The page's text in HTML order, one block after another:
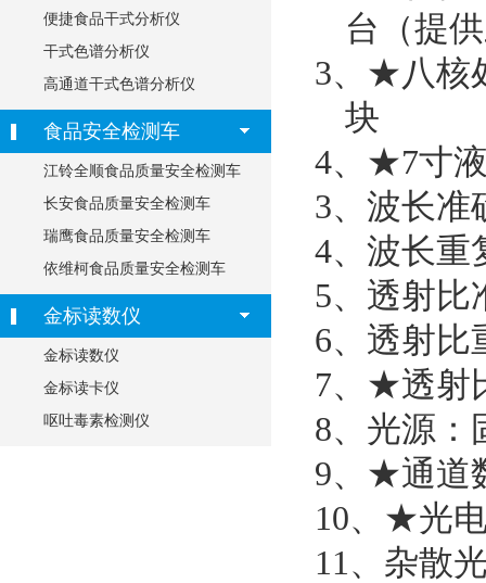
便捷食品干式分析仪
干式色谱分析仪
高通道干式色谱分析仪
食品安全检测车
江铃全顺食品质量安全检测车
长安食品质量安全检测车
瑞鹰食品质量安全检测车
依维柯食品质量安全检测车
金标读数仪
金标读数仪
金标读卡仪
呕吐毒素检测仪
台（提
3、★八核
块
4、★7寸
3、波长准
4、波长重
5、透射比
6、透射比
7、★透射
8、光源：
9、★通道
10、★光
11、杂散